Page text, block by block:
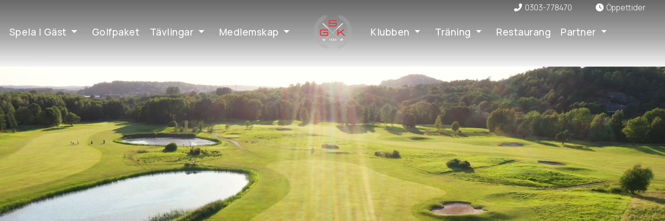
0303-778470 Öppettider
Spela | Gäst Golfpaket Tävlingar Medlemskap Klubben Träning Restaurang Partner